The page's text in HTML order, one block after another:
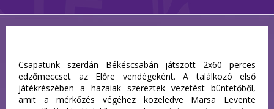
Csapatunk szerdán Békéscsabán játszott 2x60 perces
edzőmeccset az Előre vendégeként. A találkozó első
játékrészében a hazaiak szereztek vezetést büntetőből,
amit a mérkőzés végéhez közeledve Marsa Levente